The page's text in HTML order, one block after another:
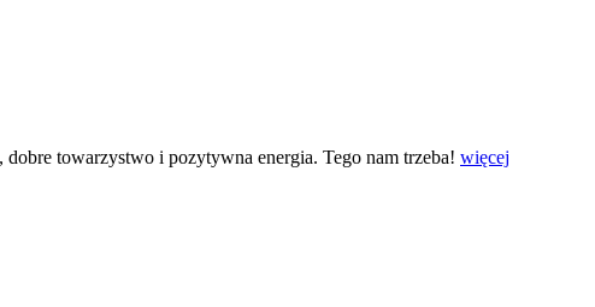
towarzystwo i pozytywna energia. Tego nam trzeba! więcej